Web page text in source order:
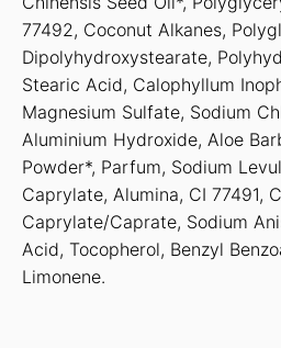
77492, Coconut Alkanes,
Dipolyhydroxystearate,
Stearic Acid, Calophyllum
Magnesium Sulfate, Sodium
Aluminium Hydroxide, Aloe
Powder*, Parfum, Sodium
Caprylate, Alumina, CI 77491,
Caprylate/Caprate, Sodium
Acid, Tocopherol, Benzyl
Limonene.